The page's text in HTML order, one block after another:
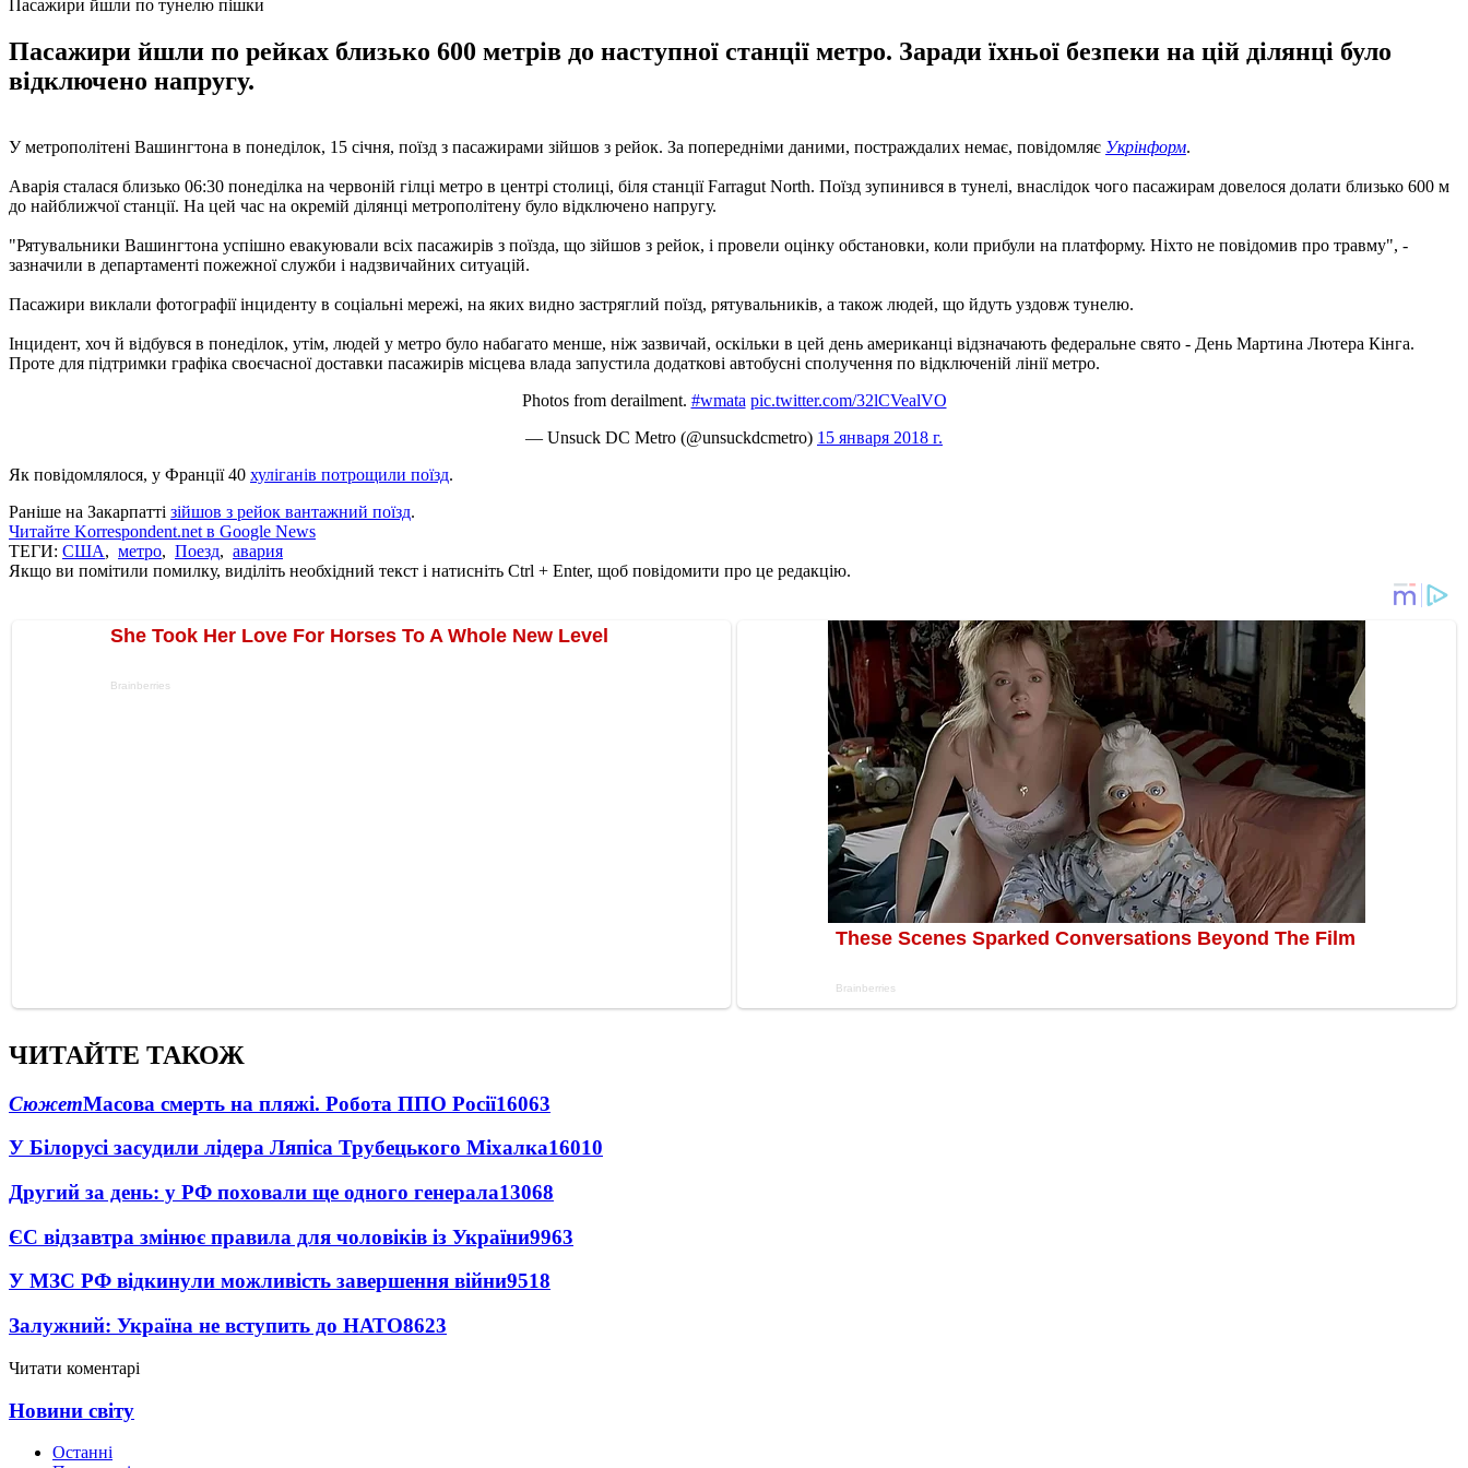
Пасажири йшли по тунелю пішки
Пасажири йшли по рейках близько 600 метрів до наступної станції метро. Заради їхньої безпеки на цій ділянці було
відключено напругу.
У метрополітені Вашингтона в понеділок, 15 січня, поїзд з пасажирами зійшов з рейок. За попередніми даними, постраждалих немає, повідомляє Укрінформ.
Аварія сталася близько 06:30 понеділка на червоній гілці метро в центрі столиці, біля станції Farragut North. Поїзд зупинився в тунелі, внаслідок чого пасажирам довелося долати близько 600 м
до найближчої станції. На цей час на окремій ділянці метрополітену було відключено напругу.
"Рятувальники Вашингтона успішно евакуювали всіх пасажирів з поїзда, що зійшов з рейок, і провели оцінку обстановки, коли прибули на платформу. Ніхто не повідомив про травму", -
зазначили в департаменті пожежної служби і надзвичайних ситуацій.
Пасажири виклали фотографії інциденту в соціальні мережі, на яких видно застряглий поїзд, рятувальників, а також людей, що йдуть уздовж тунелю.
Інцидент, хоч й відбувся в понеділок, утім, людей у метро було набагато менше, ніж зазвичай, оскільки в цей день американці відзначають федеральне свято - День Мартина Лютера Кінга.
Проте для підтримки графіка своєчасної доставки пасажирів місцева влада запустила додаткові автобусні сполучення по відключеній лінії метро.
Photos from derailment. #wmata pic.twitter.com/32lCVealVO
— Unsuck DC Metro (@unsuckdcmetro) 15 января 2018 г.
Як повідомлялося, у Франції 40 хуліганів потрощили поїзд.
Раніше на Закарпатті зійшов з рейок вантажний поїзд.
Читайте Korrespondent.net в Google News
ТЕГИ: США, метро, Поезд, авария
Якщо ви помітили помилку, виділіть необхідний текст і натисніть Ctrl + Enter, щоб повідомити про це редакцію.
ЧИТАЙТЕ ТАКОЖ
СюжетМасова смерть на пляжі. Робота ППО Росії16063
У Білорусі засудили лідера Ляпіса Трубецького Міхалка16010
Другий за день: у РФ поховали ще одного генерала13068
ЄС відзавтра змінює правила для чоловіків із України9963
У МЗС РФ відкинули можливість завершення війни9518
Залужний: Україна не вступить до НАТО8623
Читати коментарі
Новини світу
Останні